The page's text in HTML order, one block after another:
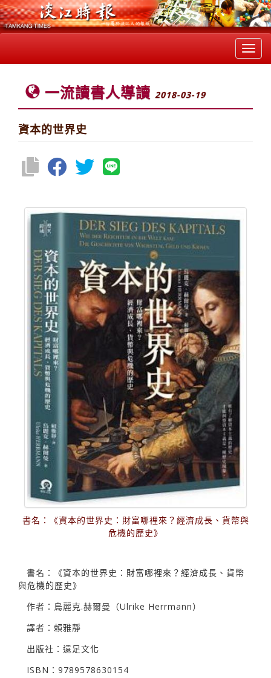
一流讀書人導讀 2018-03-19
資本的世界史
書名：《資本的世界史：財富哪裡來？經濟成長、貨幣與
危機的歷史》
書名：《資本的世界史：財富哪裡來？經濟成長、貨幣
與危機的歷史》
作者：烏麗克.赫爾曼（Ulrike Herrmann）
譯者：賴雅靜
出版社：遠足文化
ISBN：9789578630154